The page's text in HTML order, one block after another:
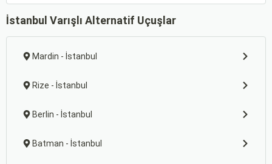
İstanbul Varışlı Alternatif Uçuşlar
Mardin - İstanbul
Rize - İstanbul
Berlin - İstanbul
Batman - İstanbul